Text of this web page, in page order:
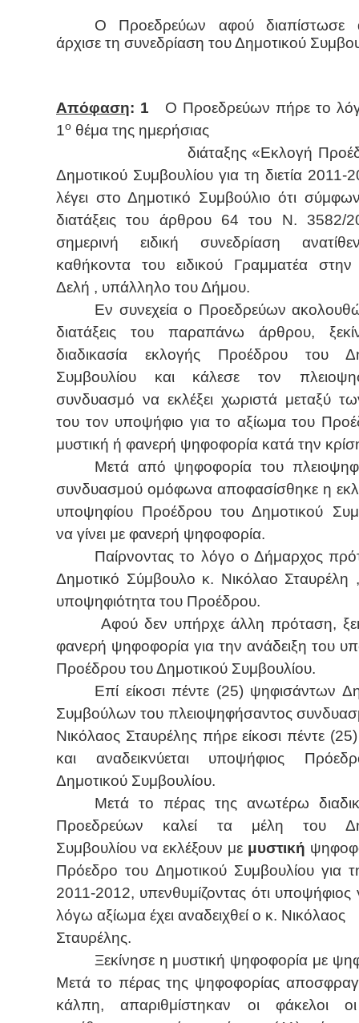
Ο Προεδρεύων αφού διαπίστωσε
άρχισε τη συνεδρίαση του Δημοτικού
Απόφαση: 1
Ο Προεδρεύων πήρε το
1ο θέμα της ημερήσιας
διάταξης «Εκλογή
Δημοτικού Συμβουλίου για τη διετία 2011-
λέγει στο Δημοτικό Συμβούλιο ότι
διατάξεις του άρθρου 64 του Ν. 3582/
σημερινή ειδική συνεδρίαση
καθήκοντα του ειδικού Γραμματέα στην
Δελή , υπάλληλο του Δήμου.
Εν συνεχεία ο Προεδρεύων
διατάξεις του παραπάνω άρθρου,
διαδικασία εκλογής Προέδρου του
Συμβουλίου και κάλεσε τον
συνδυασμό να εκλέξει χωριστά μεταξύ
του τον υποψήφιο για το αξίωμα του
μυστική ή φανερή ψηφοφορία κατά την
Μετά από ψηφοφορία του
συνδυασμού ομόφωνα αποφασίσθηκε η
υποψηφίου Προέδρου του Δημοτικού
να γίνει με φανερή ψηφοφορία.
Παίρνοντας το λόγο ο Δήμαρχος
Δημοτικό Σύμβουλο κ. Νικόλαο Σταυρέλη
υποψηφιότητα του Προέδρου.
Αφού δεν υπήρχε άλλη πρόταση,
φανερή ψηφοφορία για την ανάδειξη του
Προέδρου του Δημοτικού Συμβουλίου.
Επί είκοσι πέντε (25) ψηφισάντων
Συμβούλων του πλειοψηφήσαντος
Νικόλαος Σταυρέλης πήρε είκοσι πέντε
και αναδεικνύεται υποψήφιος
Δημοτικού Συμβουλίου.
Μετά το πέρας της ανωτέρω
Προεδρεύων καλεί τα μέλη του
Συμβουλίου να εκλέξουν με μυστική
Πρόεδρο του Δημοτικού Συμβουλίου για
2011-2012, υπενθυμίζοντας ότι υποψήφιος
λόγω αξίωμα έχει αναδειχθεί ο κ. Νικόλαος
Σταυρέλης.
Ξεκίνησε η μυστική ψηφοφορία με
Μετά το πέρας της ψηφοφορίας
κάλπη, απαριθμίστηκαν οι φάκελοι